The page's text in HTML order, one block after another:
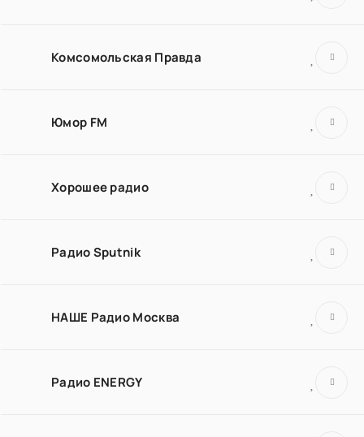
Комсомольская Правда
Юмор FM
Хорошее радио
Радио Sputnik
НАШЕ Радио Москва
Радио ENERGY